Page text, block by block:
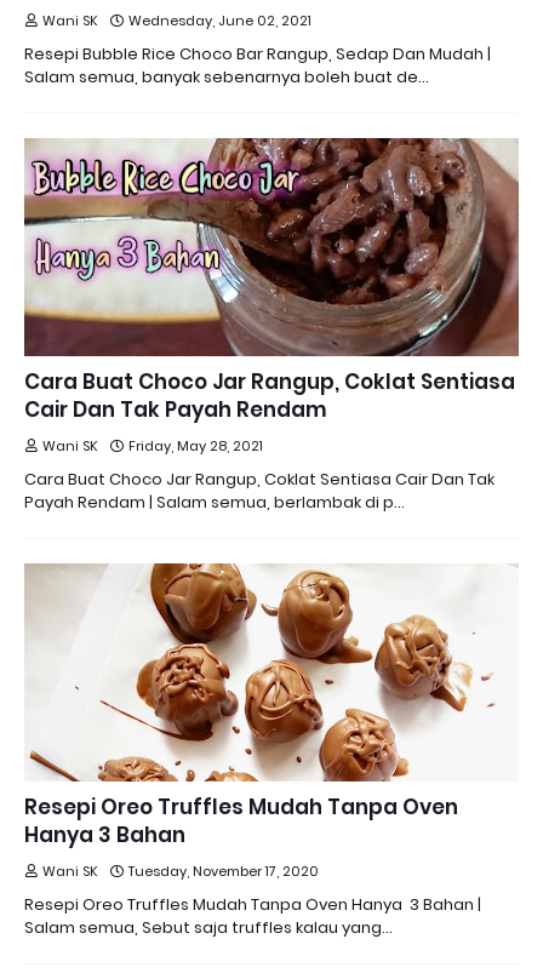
Wani SK Wednesday, June 02, 2021
Resepi Bubble Rice Choco Bar Rangup, Sedap Dan Mudah |
Salam semua, banyak sebenarnya boleh buat de…
Cara Buat Choco Jar Rangup, Coklat Sentiasa
Cair Dan Tak Payah Rendam
Wani SK Friday, May 28, 2021
Cara Buat Choco Jar Rangup, Coklat Sentiasa Cair Dan Tak
Payah Rendam | Salam semua, berlambak di p…
Resepi Oreo Truffles Mudah Tanpa Oven
Hanya 3 Bahan
Wani SK Tuesday, November 17, 2020
Resepi Oreo Truffles Mudah Tanpa Oven Hanya 3 Bahan |
Salam semua, Sebut saja truffles kalau yang…